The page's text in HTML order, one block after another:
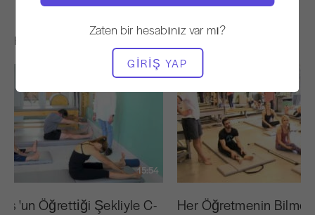
Zaten bir hesabınız var mı?
GIRIŞ YAP
Hoşunuza Gidebilecek Diğer Egzersizler
15:54
'un Öğrettiği Şekliyle C-
Her Öğretmenin